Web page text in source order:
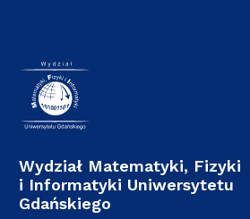
Wydział Matematyki, Fizyki
i Informatyki Uniwersytetu
Gdańskiego